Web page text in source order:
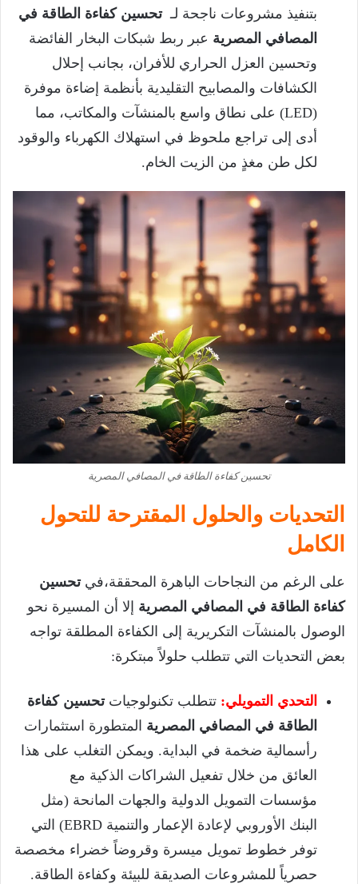
بتنفيذ مشروعات ناجحة لـتحسين كفاءة الطاقة في
المصافي المصرية عبر ربط شبكات البخار الفائضة
وتحسين العزل الحراري للأفران، بجانب إحلال
الكشافات والمصابيح التقليدية بأنظمة إضاءة موفرة
(LED) على نطاق واسع بالمنشآت والمكاتب، مما
أدى إلى تراجع ملحوظ في استهلاك الكهرباء والوقود
لكل طن مغذٍ من الزيت الخام.
تحسين كفاءة الطاقة في المصافي المصرية
التحديات والحلول المقترحة للتحول
الكامل
على الرغم من النجاحات الباهرة المحققة،فيتحسين
كفاءة الطاقة في المصافي المصرية إلا أن المسيرة نحو
الوصول بالمنشآت التكريرية إلى الكفاءة المطلقة تواجه
بعض التحديات التي تتطلب حلولاً مبتكرة:
التحدي التمويلي: تتطلب تكنولوجياتتحسين كفاءة
الطاقة في المصافي المصرية المتطورة استثمارات
رأسمالية ضخمة في البداية. ويمكن التغلب على هذا
العائق من خلال تفعيل الشراكات الذكية مع
مؤسسات التمويل الدولية والجهات المانحة (مثل
البنك الأوروبي لإعادة الإعمار والتنمية EBRD) التي
توفر خطوط تمويل ميسرة وقروضاً خضراء مخصصة
حصرياً للمشروعات الصديقة للبيئة وكفاءة الطاقة.